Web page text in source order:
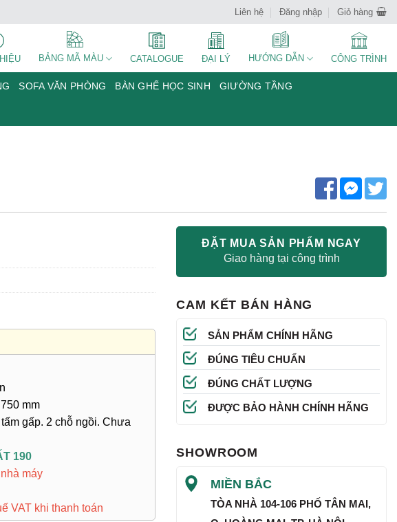
Liên hệ Đăng nhập Giỏ hàng
BẢNG MÃ MÀU CATALOGUE ĐẠI LÝ HƯỚNG DẪN CÔNG TRÌNH
SOFA VĂN PHÒNG BÀN GHẾ HỌC SINH GIƯỜNG TẦNG
mm
gấp. 2 chỗ ngồi. Chưa
190
máy
VAT khi thanh toán
ĐẶT MUA SẢN PHẨM NGAY
Giao hàng tại công trình
CAM KẾT BÁN HÀNG
SẢN PHẨM CHÍNH HÃNG
ĐÚNG TIÊU CHUẨN
ĐÚNG CHẤT LƯỢNG
ĐƯỢC BẢO HÀNH CHÍNH HÃNG
SHOWROOM
MIỀN BẮC
TÒA NHÀ 104-106 PHỐ TÂN MAI,